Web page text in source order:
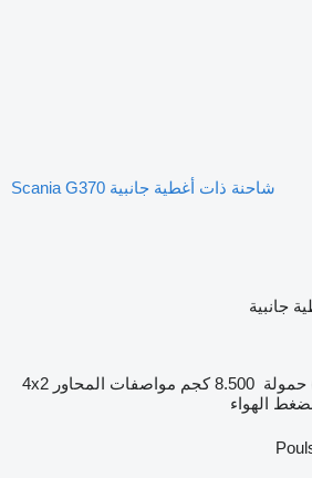
شاحنة ذات أغطية جانبية Scania G370
جانبية
حمولة 8.500 كجم مواصفات المحاور 4x2
الهواء